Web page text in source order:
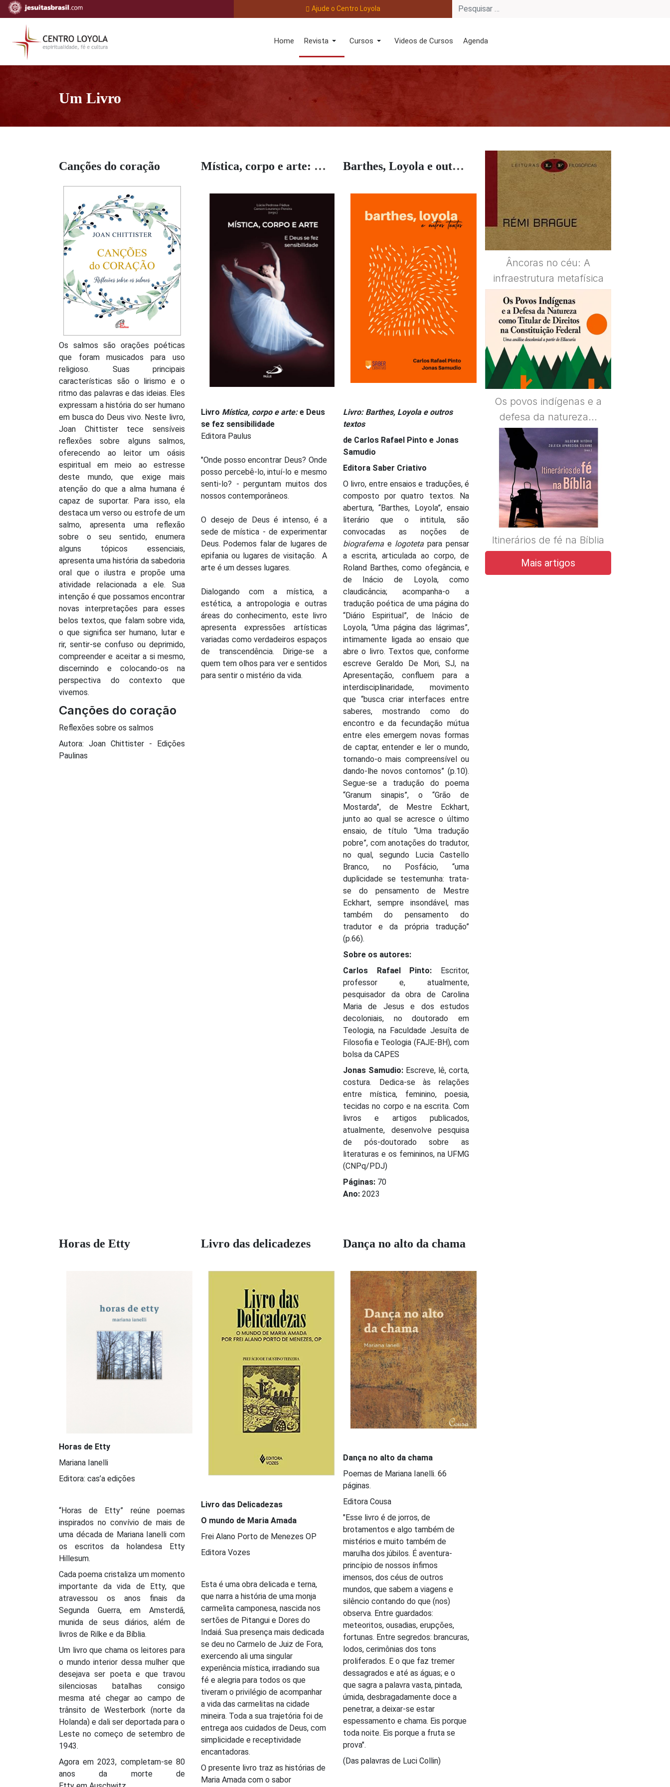
Ajude o Centro Loyola
Home Revista Cursos Videos de Cursos Agenda
Um Livro
Canções do coração
Os salmos são orações poéticas
que foram musicados para uso
religioso. Suas principais
características são o lirismo e o
ritmo das palavras e das ideias. Eles
expressam a história do ser humano
em busca do Deus vivo. Neste livro,
Joan Chittister tece sensíveis
reflexões sobre alguns salmos,
oferecendo ao leitor um oásis
espiritual em meio ao estresse
deste mundo, que exige mais
atenção do que a alma humana é
capaz de suportar. Para isso, ela
destaca um verso ou estrofe de um
salmo, apresenta uma reflexão
sobre o seu sentido, enumera
alguns tópicos essenciais,
apresenta uma história da sabedoria
oral que o ilustra e propõe uma
atividade relacionada a ele. Sua
intenção é que possamos encontrar
novas interpretações para esses
belos textos, que falam sobre vida,
o que significa ser humano, lutar e
rir, sentir-se confuso ou deprimido,
compreender e aceitar a si mesmo,
discernindo e colocando-os na
perspectiva do contexto que
vivemos.
Canções do coração
Reflexões sobre os salmos
Autora: Joan Chittister - Edições
Paulinas
Mística, corpo e arte: e Deus se fez sensibilidade
Livro Mística, corpo e arte:e Deus
se fez sensibilidade
Editora Paulus
"Onde posso encontrar Deus? Onde
posso percebê-lo, intuí-lo e mesmo
senti-lo? - perguntam muitos dos
nossos contemporâneos.
O desejo de Deus é intenso, é a
sede de mística - de experimentar
Deus. Podemos falar de lugares de
epifania ou lugares de visitação. A
arte é um desses lugares.
Dialogando com a mística, a
estética, a antropologia e outras
áreas do conhecimento, este livro
apresenta expressões artísticas
variadas como verdadeiros espaços
de transcendência. Dirige-se a
quem tem olhos para ver e sentidos
para sentir o mistério da vida.
Barthes, Loyola e outros textos
Livro: Barthes, Loyola e outros
textos
de Carlos Rafael Pinto e Jonas
Samudio
Editora Saber Criativo
O livro, entre ensaios e traduções, é
composto por quatro textos. Na
abertura, “Barthes, Loyola”, ensaio
literário que o intitula, são
convocadas as noções de
biografemae logoteta para pensar
a escrita, articulada ao corpo, de
Roland Barthes, como ofegância, e
de Inácio de Loyola, como
claudicância; acompanha-o a
tradução poética de uma página do
“Diário Espiritual”, de Inácio de
Loyola, “Uma página das lágrimas”,
intimamente ligada ao ensaio que
abre o livro. Textos que, conforme
escreve Geraldo De Mori, SJ, na
Apresentação, confluem para a
interdisciplinaridade, movimento
que “busca criar interfaces entre
saberes, mostrando como do
encontro e da fecundação mútua
entre eles emergem novas formas
de captar, entender e ler o mundo,
tornando-o mais compreensível ou
dando-lhe novos contornos” (p.10).
Segue-se a tradução do poema
“Granum sinapis”, o “Grão de
Mostarda”, de Mestre Eckhart,
junto ao qual se acresce o último
ensaio, de título “Uma tradução
pobre”, com anotações do tradutor,
no qual, segundo Lucia Castello
Branco, no Posfácio, “uma
duplicidade se testemunha: trata-
se do pensamento de Mestre
Eckhart, sempre insondável, mas
também do pensamento do
tradutor e da própria tradução”
(p.66).
Sobre os autores:
Carlos Rafael Pinto: Escritor,
professor e, atualmente,
pesquisador da obra de Carolina
Maria de Jesus e dos estudos
decoloniais, no doutorado em
Teologia, na Faculdade Jesuíta de
Filosofia e Teologia (FAJE-BH), com
bolsa da CAPES
Jonas Samudio:Escreve, lê, corta,
costura. Dedica-se às relações
entre mística, feminino, poesia,
tecidas no corpo e na escrita. Com
livros e artigos publicados,
atualmente, desenvolve pesquisa
de pós-doutorado sobre as
literaturas e os femininos, na UFMG
(CNPq/PDJ)
Páginas:70
Ano: 2023
Horas de Etty
Horas de Etty
Mariana Ianelli
Editora: cas’a edições
“Horas de Etty” reúne poemas
inspirados no convívio de mais de
uma década de Mariana Ianelli com
os escritos da holandesa Etty
Hillesum.
Cada poema cristaliza um momento
importante da vida de Etty, que
atravessou os anos finais da
Segunda Guerra, em Amsterdã,
munida de seus diários, além de
livros de Rilke e da Bíblia.
Um livro que chama os leitores para
o mundo interior dessa mulher que
desejava ser poeta e que travou
silenciosas batalhas consigo
mesma até chegar ao campo de
trânsito de Westerbork (norte da
Holanda) e dali ser deportada para o
Leste no começo de setembro de
1943.
Agora em 2023, completam-se 80
anos da morte de
Livro das delicadezes
Livro das Delicadezas
O mundo de Maria Amada
Frei Alano Porto de Menezes OP
Editora Vozes
Esta é uma obra delicada e terna,
que narra a história de uma monja
carmelita camponesa, nascida nos
sertões de Pitangui e Dores do
Indaiá. Sua presença mais dedicada
se deu no Carmelo de Juiz de Fora,
exercendo ali uma singular
experiência mística, irradiando sua
fé e alegria para todos os que
tiveram o privilégio de acompanhar
a vida das carmelitas na cidade
mineira. Toda a sua trajetória foi de
entrega aos cuidados de Deus, com
simplicidade e receptividade
encantadoras.
O presente livro traz as histórias de
Maria Amada com o sabor
Dança no alto da chama
Dança no alto da chama
Poemas de Mariana Ianelli. 66
páginas.
Editora Cousa
"Esse livro é de jorros, de
brotamentos e algo também de
mistérios e muito também de
marulha dos júbilos. É aventura-
princípio de nossos ínfimos
imensos, dos céus de outros
mundos, que sabem a viagens e
silêncio contando do que (nos)
observa. Entre guardados:
meteoritos, ousadias, erupções,
fortunas. Entre segredos: brancuras,
lodos, cerimônias dos tons
proliferados. E o que faz tremer
dessagrados e até as águas; e o
que sagra a palavra vasta, pintada,
úmida, desbragadamente doce a
penetrar, a deixar-se estar
espessamento e chama. Eis porque
toda noite. Eis porque a fruta se
prova".
(Das palavras de Luci Collin)
Âncoras no céu: A
infraestrutura metafísica
Os povos indígenas e a
defesa da natureza...
Itinerários de fé na Bíblia
Mais artigos